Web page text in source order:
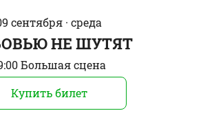
сентября · среда
НЕ ШУТЯТ
Большая сцена
Купить билет